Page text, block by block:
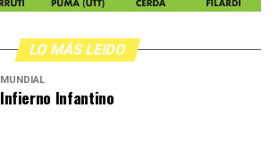
LO MÁS LEIDO
MUNDIAL
Infierno Infantino